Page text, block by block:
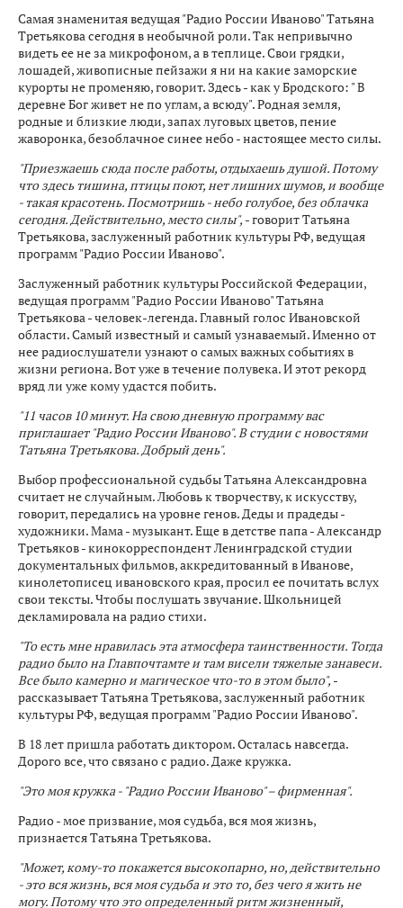
Самая знаменитая ведущая "Радио России Иваново" Татьяна
Третьякова сегодня в необычной роли. Так непривычно
видеть ее не за микрофоном, а в теплице. Свои грядки,
лошадей, живописные пейзажи я ни на какие заморские
курорты не променяю, говорит. Здесь - как у Бродского: " В
деревне Бог живет не по углам, а всюду". Родная земля,
родные и близкие люди, запах луговых цветов, пение
жаворонка, безоблачное синее небо - настоящее место силы.
"Приезжаешь сюда после работы, отдыхаешь душой. Потому
что здесь тишина, птицы поют, нет лишних шумов, и вообще
- такая красотень. Посмотришь - небо голубое, без облачка
сегодня. Действительно, место силы", - говорит Татьяна
Третьякова, заслуженный работник культуры РФ, ведущая
программ "Радио России Иваново".
Заслуженный работник культуры Российской Федерации,
ведущая программ "Радио России Иваново" Татьяна
Третьякова - человек-легенда. Главный голос Ивановской
области. Самый известный и самый узнаваемый. Именно от
нее радиослушатели узнают о самых важных событиях в
жизни региона. Вот уже в течение полувека. И этот рекорд
вряд ли уже кому удастся побить.
"11 часов 10 минут. На свою дневную программу вас
приглашает "Радио России Иваново". В студии с новостями
Татьяна Третьякова. Добрый день".
Выбор профессиональной судьбы Татьяна Александровна
считает не случайным. Любовь к творчеству, к искусству,
говорит, передались на уровне генов. Деды и прадеды -
художники. Мама - музыкант. Еще в детстве папа - Александр
Третьяков - кинокорреспондент Ленинградской студии
документальных фильмов, аккредитованный в Иванове,
кинолетописец ивановского края, просил ее почитать вслух
свои тексты. Чтобы послушать звучание. Школьницей
декламировала на радио стихи.
"То есть мне нравилась эта атмосфера таинственности. Тогда
радио было на Главпочтамте и там висели тяжелые занавеси.
Все было камерно и магическое что-то в этом было", -
рассказывает Татьяна Третьякова, заслуженный работник
культуры РФ, ведущая программ "Радио России Иваново".
В 18 лет пришла работать диктором. Осталась навсегда.
Дорого все, что связано с радио. Даже кружка.
"Это моя кружка - "Радио России Иваново" – фирменная".
Радио - мое призвание, моя судьба, вся моя жизнь,
признается Татьяна Третьякова.
"Может, кому-то покажется высокопарно, но, действительно
- это вся жизнь, вся моя судьба и это то, без чего я жить не
могу. Потому что это определенный ритм жизненный,